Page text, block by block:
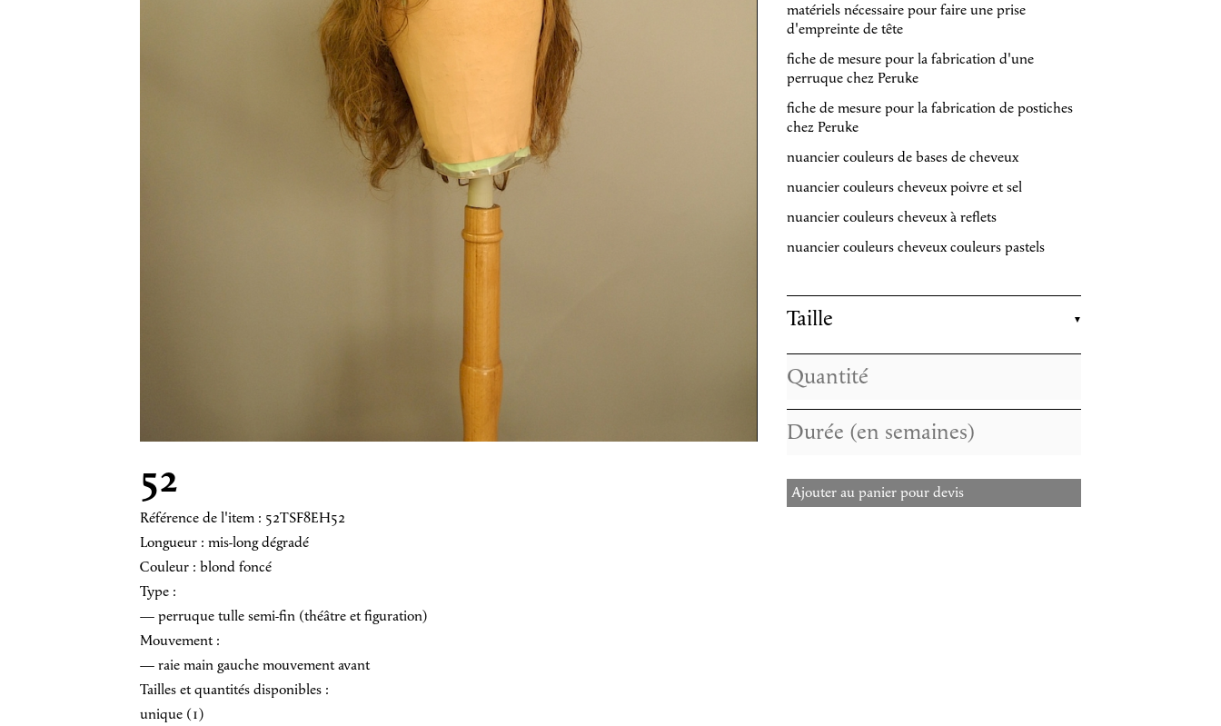
52
Référence de l'item : 52TSF8EH52
Longueur : mis-long dégradé
Couleur : blond foncé
Type :
— perruque tulle semi-fin (théâtre et figuration)
Mouvement :
— raie main gauche mouvement avant
Tailles et quantités disponibles :
unique (1)
matériels nécessaire pour faire une prise
d'empreinte de tête
fiche de mesure pour la fabrication d'une
perruque chez Peruke
fiche de mesure pour la fabrication de postiches
chez Peruke
nuancier couleurs de bases de cheveux
nuancier couleurs cheveux poivre et sel
nuancier couleurs cheveux à reflets
nuancier couleurs cheveux couleurs pastels
Taille
Ajouter au panier pour devis